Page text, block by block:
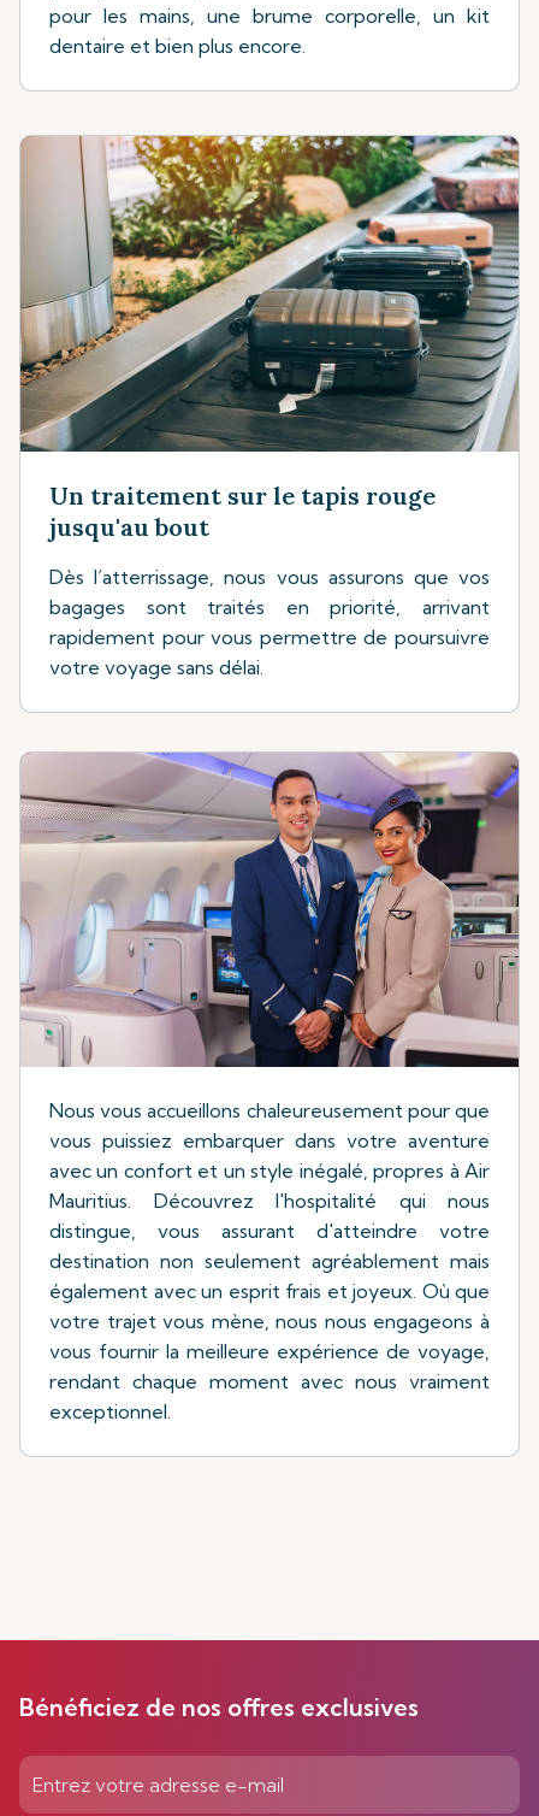
pour les mains, une brume corporelle, un kit
dentaire et bien plus encore.
Un traitement sur le tapis rouge
jusqu'au bout
Dès l’atterrissage, nous vous assurons que vos
bagages sont traités en priorité, arrivant
rapidement pour vous permettre de poursuivre
votre voyage sans délai.
Nous vous accueillons chaleureusement pour que
vous puissiez embarquer dans votre aventure
avec un confort et un style inégalé, propres à Air
Mauritius. Découvrez l'hospitalité qui nous
distingue, vous assurant d'atteindre votre
destination non seulement agréablement mais
également avec un esprit frais et joyeux. Où que
votre trajet vous mène, nous nous engageons à
vous fournir la meilleure expérience de voyage,
rendant chaque moment avec nous vraiment
exceptionnel.
Bénéficiez de nos offres exclusives